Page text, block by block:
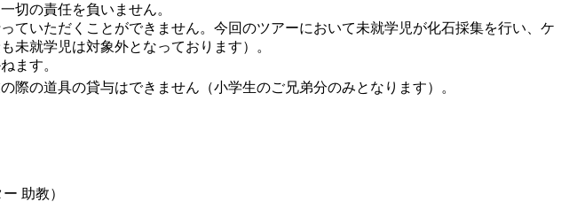
切の責任を負いません。
ていただくことができません。今回のツアーにおいて未就学児が化石採集を行い、ケ
未就学児は対象外となっております）。
ます。
の道具の貸与はできません（小学生のご兄弟分のみとなります）。
助教）